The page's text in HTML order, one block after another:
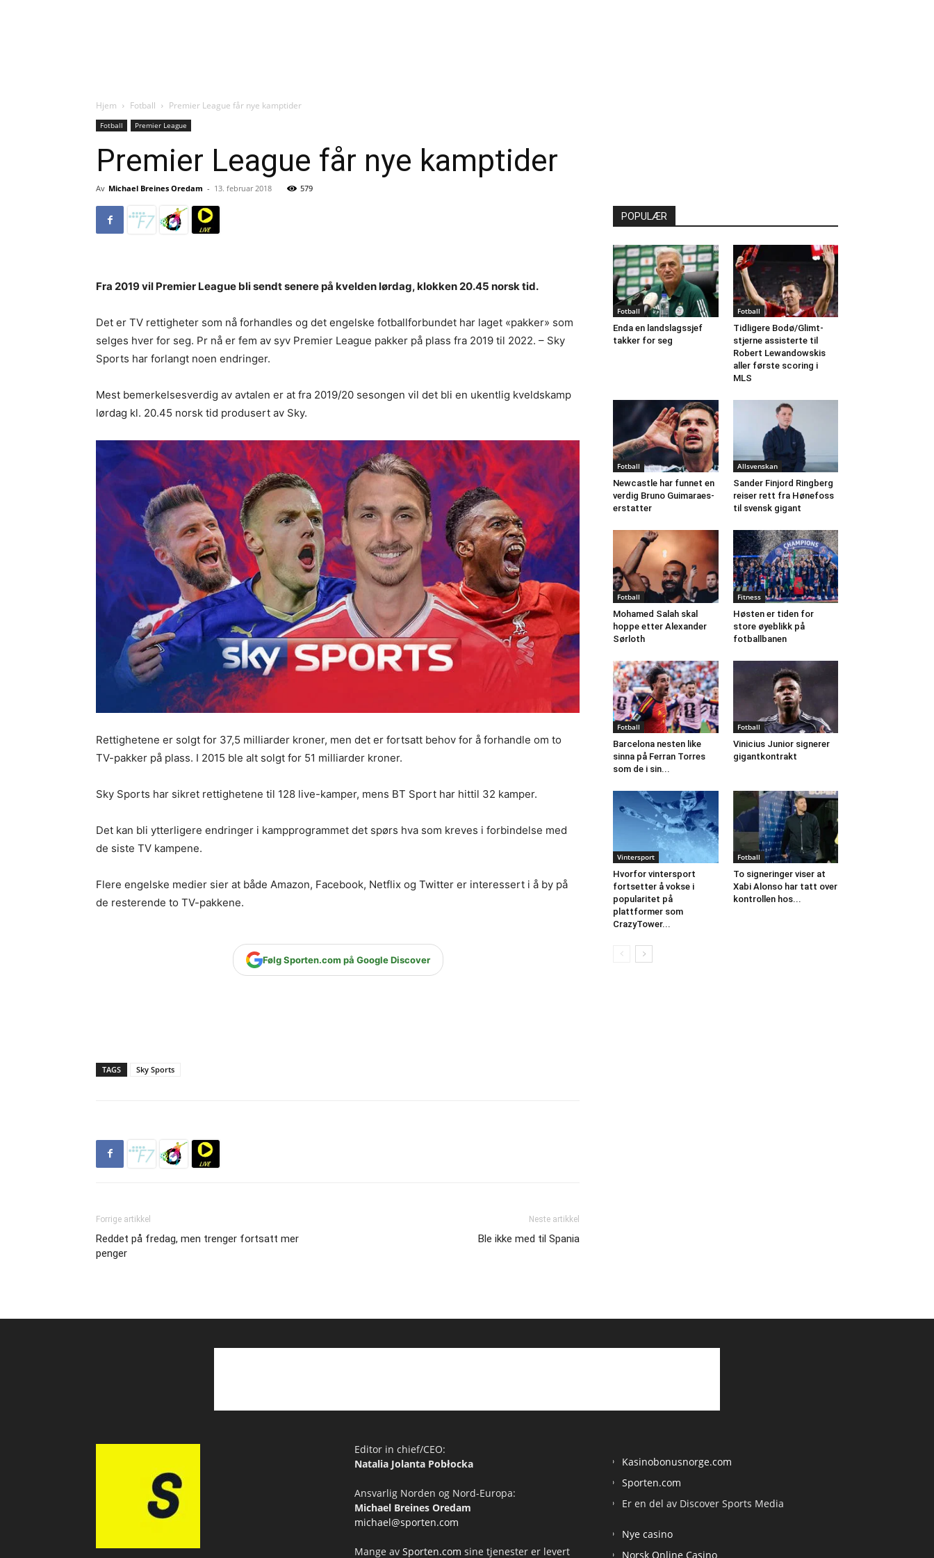
Hjem Fotball Premier League får nye kamptider
Fotball Premier League
Premier League får nye kamptider
Av Michael Breines Oredam - 13. februar 2018 579
Fra 2019 vil Premier League bli sendt senere på kvelden lørdag, klokken 20.45 norsk tid.
Det er TV rettigheter som nå forhandles og det engelske fotballforbundet har laget «pakker» som
selges hver for seg. Pr nå er fem av syv Premier League pakker på plass fra 2019 til 2022. – Sky
Sports har forlangt noen endringer.
Mest bemerkelsesverdig av avtalen er at fra 2019/20 sesongen vil det bli en ukentlig kveldskamp
lørdag kl. 20.45 norsk tid produsert av Sky.
Rettighetene er solgt for 37,5 milliarder kroner, men det er fortsatt behov for å forhandle om to
TV-pakker på plass. I 2015 ble alt solgt for 51 milliarder kroner.
Sky Sports har sikret rettighetene til 128 live-kamper, mens BT Sport har hittil 32 kamper.
Det kan bli ytterligere endringer i kampprogrammet det spørs hva som kreves i forbindelse med
de siste TV kampene.
Flere engelske medier sier at både Amazon, Facebook, Netflix og Twitter er interessert i å by på
de resterende to TV-pakkene.
Følg Sporten.com på Google Discover
TAGS Sky Sports
Forrige artikkel
Reddet på fredag, men trenger fortsatt mer
penger
Neste artikkel
Ble ikke med til Spania
POPULÆR
Fotball
Enda en landslagssjef
takker for seg
Fotball
Tidligere Bodø/Glimt-
stjerne assisterte til
Robert Lewandowskis
aller første scoring i
MLS
Fotball
Newcastle har funnet en
verdig Bruno Guimaraes-
erstatter
Allsvenskan
Sander Finjord Ringberg
reiser rett fra Hønefoss
til svensk gigant
Fotball
Mohamed Salah skal
hoppe etter Alexander
Sørloth
Fitness
Høsten er tiden for
store øyeblikk på
fotballbanen
Fotball
Barcelona nesten like
sinna på Ferran Torres
som de i sin...
Fotball
Vinicius Junior signerer
gigantkontrakt
Vintersport
Hvorfor vintersport
fortsetter å vokse i
popularitet på
plattformer som
CrazyTower...
Fotball
To signeringer viser at
Xabi Alonso har tatt over
kontrollen hos...
Editor in chief/CEO:
Natalia Jolanta Pobłocka
Ansvarlig Norden og Nord-Europa:
Michael Breines Oredam
michael@sporten.com
Mange av Sporten.com sine tjenester er levert
Kasinobonusnorge.com
Sporten.com
Er en del av Discover Sports Media
Nye casino
Norsk Online Casino